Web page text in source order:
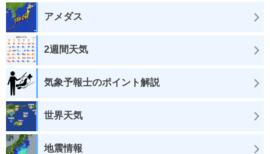
アメダス
2週間天気
気象予報士のポイント解説
世界天気
地震情報